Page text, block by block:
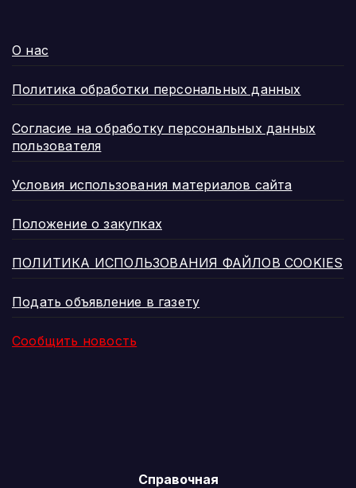
О нас
Политика обработки персональных данных
Согласие на обработку персональных данных
пользователя
Условия использования материалов сайта
Положение о закупках
ПОЛИТИКА ИСПОЛЬЗОВАНИЯ ФАЙЛОВ COOKIES
Подать объявление в газету
Сообщить новость
Справочная